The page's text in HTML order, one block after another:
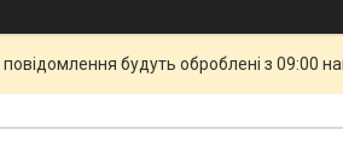
будуть оброблені з 09:00